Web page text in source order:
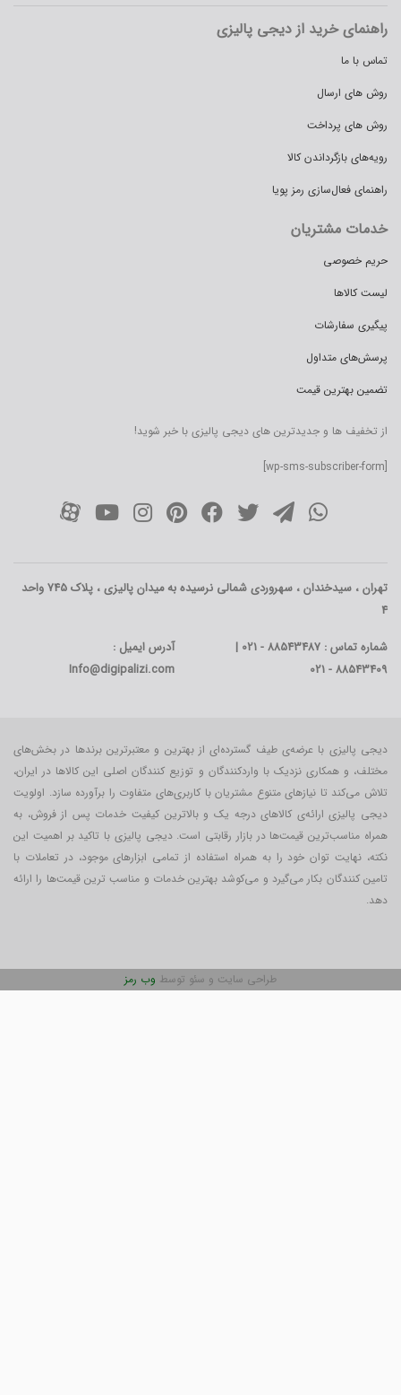
راهنمای خرید از دیجی پالیزی
تماس با ما
روش های ارسال
روش های پرداخت
رویه‌های بازگرداندن کالا
راهنمای فعال‌سازی رمز پویا
خدمات مشتریان
حریم خصوصی
لیست کالاها
پیگیری سفارشات
پرسش‌های متداول
تضمین بهترین قیمت
از تخفیف ها و جدیدترین های دیجی پالیزی با خبر شوید!
[wp-sms-subscriber-form]
تهران ، سیدخندان ، سهروردی شمالی نرسیده به میدان پالیزی ، پلاک 745 واحد
4
شماره تماس : 88543487 - 021 |
88543409 - 021
آدرس ایمیل :
Info@digipalizi.com
دیجی پالیزی با عرضه‌ی طیف گسترده‌ای از بهترین و معتبرترین برندها در بخش‌های
مختلف، و همکاری نزدیک با واردکنندگان و توزیع کنندگان اصلی این کالاها در ایران،
تلاش می‌کند تا نیازهای متنوع مشتریان با کاربری‌‌های متفاوت را برآورده سازد. اولویت
دیجی پالیزی ارائه‌ی کالاهای درجه یک و بالاترین کیفیت خدمات پس از فروش، به
همراه مناسب‌ترین قیمت‌ها در بازار رقابتی است. دیجی پالیزی با تاکید بر اهمیت این
نکته، نهایت توان خود را به همراه استفاده از تمامی ابزارهای موجود، در تعاملات با
تامین کنندگان بکار می‎‌گیرد و می‌کوشد بهترین خدمات و مناسب ترین قیمت‌ها را ارائه
دهد.
طراحی سایت و سئو توسط وب رمز